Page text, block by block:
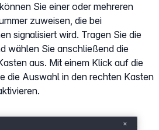
Sie einer oder mehreren
zuweisen, die bei
signalisiert wird. Tragen Sie die
wählen Sie anschließend die
aus. Mit einem Klick auf die
die Auswahl in den rechten Kasten